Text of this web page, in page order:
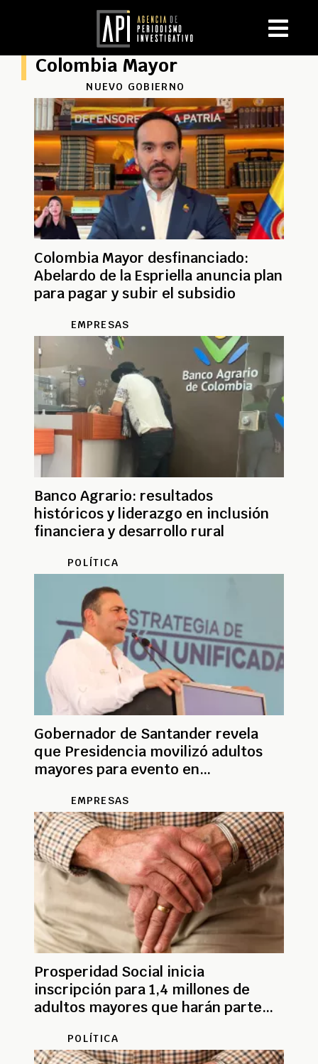
Colombia Mayor
NUEVO GOBIERNO
Colombia Mayor desfinanciado:
Abelardo de la Espriella anuncia plan
para pagar y subir el subsidio
EMPRESAS
Banco Agrario: resultados
históricos y liderazgo en inclusión
financiera y desarrollo rural
POLÍTICA
Gobernador de Santander revela
que Presidencia movilizó adultos
mayores para evento en
EMPRESAS
Prosperidad Social inicia
inscripción para 1,4 millones de
adultos mayores que harán parte
POLÍTICA